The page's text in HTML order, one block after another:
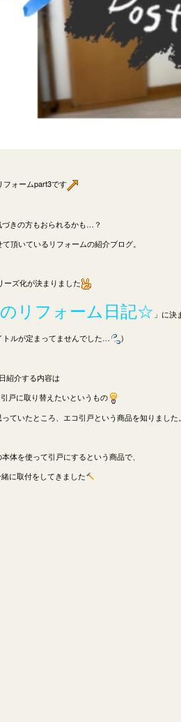
フォームpart3です
づきの方もおられるかも…？
頂いているリフォームの紹介ブログ。
ーズ化が決まりました
リフォーム日記☆ 」に決
トルが定まってませんでした… )
紹介する内容は
戸に取り替えたいというもの
ていたところ、エコ引戸という商品を知りました。
体を使って引戸にするという商品で、
に取付をしてきました